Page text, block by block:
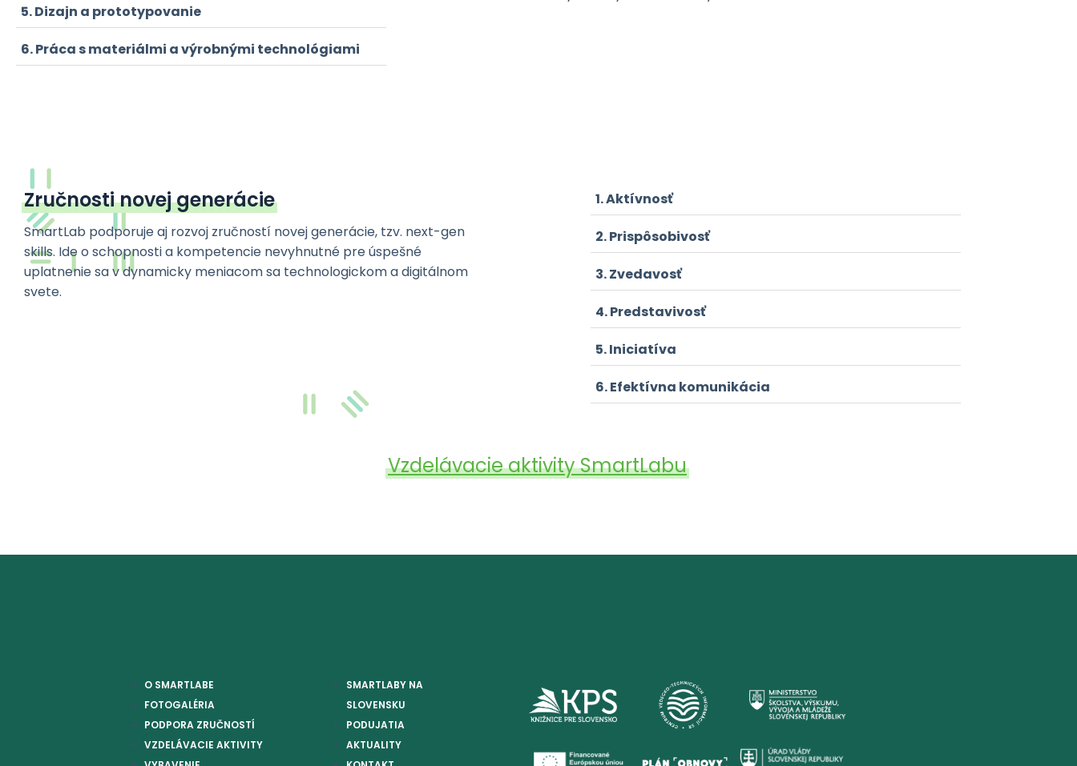
Dizajn a prototypovanie
Práca s materiálmi a výrobnými technológiami
Zručnosti novej generácie
SmartLab podporuje aj rozvoj zručností novej generácie, tzv. next-gen
skills. Ide o schopnosti a kompetencie nevyhnutné pre úspešné
uplatnenie sa v dynamicky meniacom sa technologickom a digitálnom
svete.
Aktívnosť
Prispôsobivosť
Zvedavosť
Predstavivosť
Iniciatíva
Efektívna komunikácia
Vzdelávacie aktivity SmartLabu
O SMARTLABE
FOTOGALÉRIA
PODPORA ZRUČNOSTÍ
VZDELÁVACIE AKTIVITY
SMARTLABY NA
SLOVENSKU
PODUJATIA
AKTUALITY